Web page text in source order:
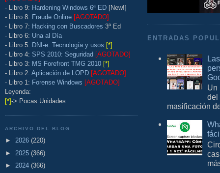
- Libro 9: Hardening Windows 6ª ED [New!]
- Libro 8: Fraude Online [AGOTADO]
- Libro 7: Hacking con Buscadores 3ª Ed
- Libro 6: Una al Día
- Libro 5: DNI-e: Tecnología y usos [*]
- Libro 4: SPS 2010: Seguridad [AGOTADO]
- Libro 3: MS Forefront TMG 2010 [*]
- Libro 2: Aplicación de LOPD [AGOTADO]
- Libro 1: Forense Windows [AGOTADO]
Leyenda:
[*]-> Pocas Unidades
ARCHIVO DEL BLOG
► 2026 (220)
► 2025 (366)
► 2024 (366)
ENTRADAS
Un
del
masificación